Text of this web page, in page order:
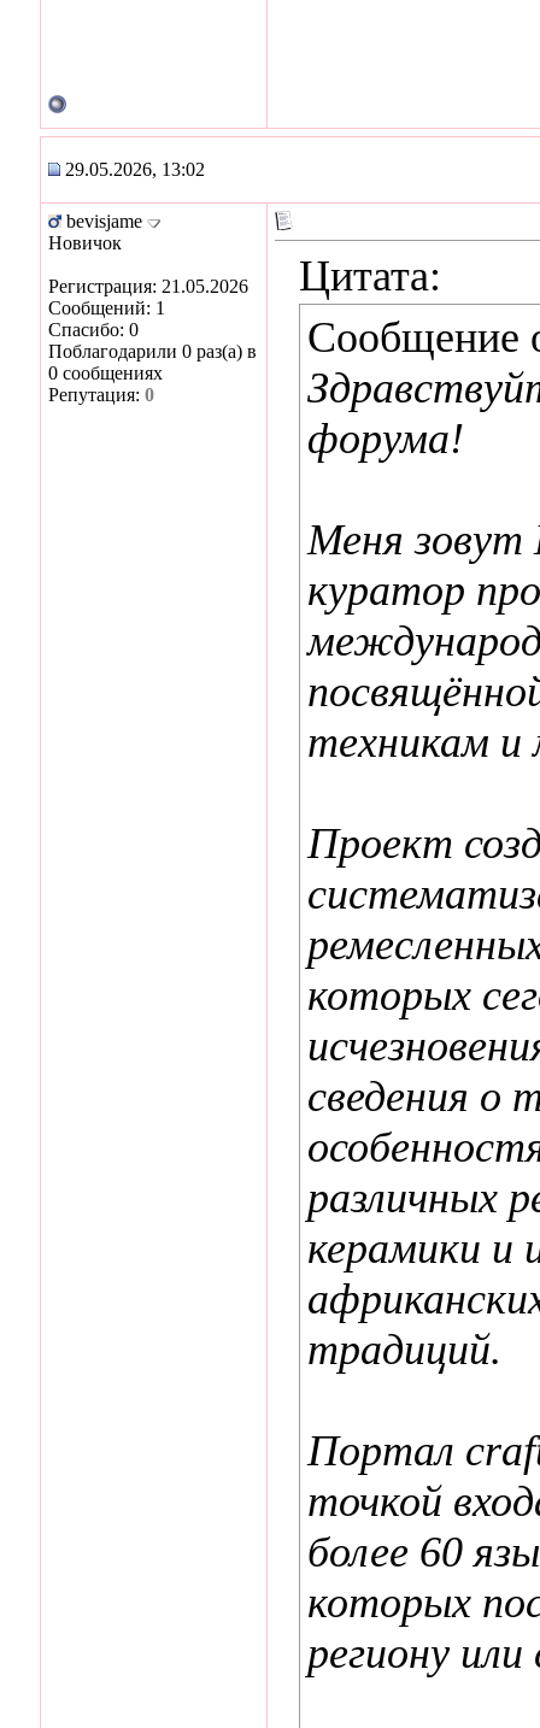
29.05.2026, 13:02
bevisjame
Новичок
Регистрация: 21.05.2026
Сообщений: 1
Спасибо: 0
Поблагодарили 0 раз(а) в
0 сообщениях
Репутация: 0
Цитата:
Сообщение
форума!
Меня зовут
куратор
техникам и
Проект
которых
сведения о
различных
керамики и
традиций.
Портал
точкой
более 60
которых
региону